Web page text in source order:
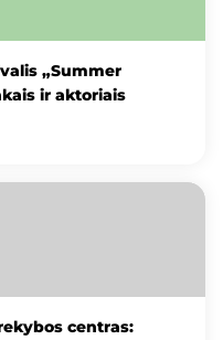
„Summer
ir aktoriais
centras: